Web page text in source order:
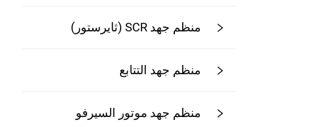
منظم جهد SCR (ثايرستور)
منظم جهد التتابع
منظم جهد موتور السيرفو